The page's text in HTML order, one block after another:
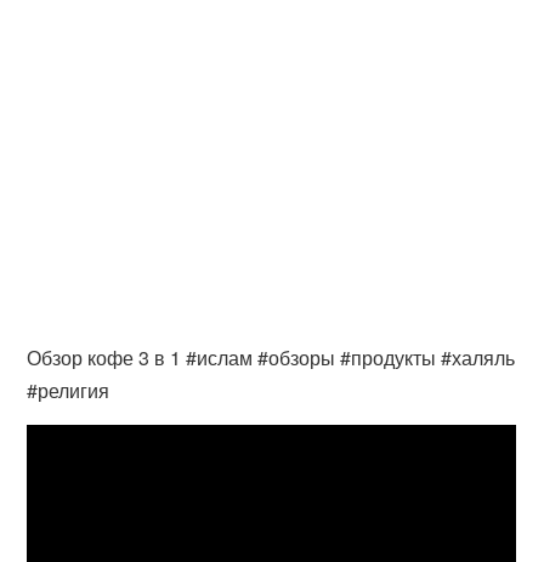
Обзор кофе 3 в 1 #ислам #обзоры #продукты #халяль
#религия